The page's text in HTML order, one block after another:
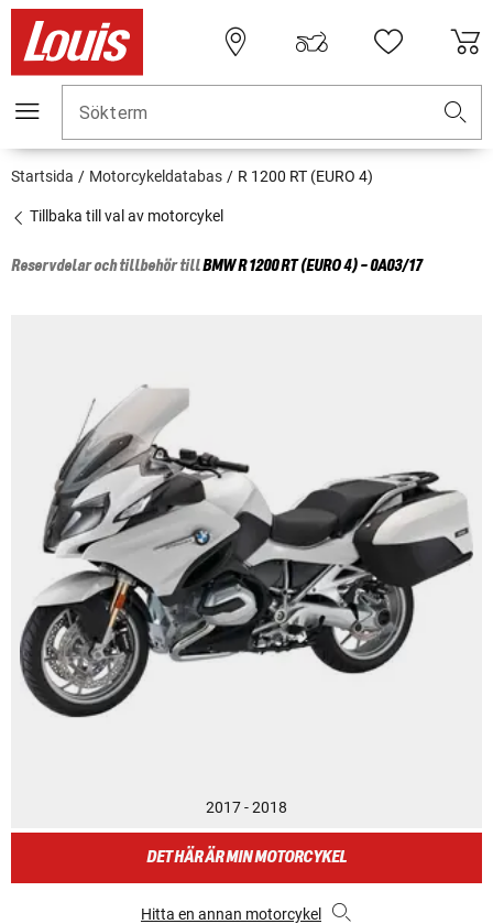
Sökterm
Startsida Motorcykeldatabas R 1200 RT (EURO 4)
Tillbaka till val av motorcykel
Reservdelar och tillbehör tillBMWR 1200 RT (EURO 4) - 0A03/17
2017 - 2018
DET HÄR ÄR MIN MOTORCYKEL
Hitta en annan motorcykel